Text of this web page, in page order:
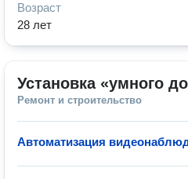
Возраст
28 лет
Установка «умного
Ремонт и строительство
Автоматизация